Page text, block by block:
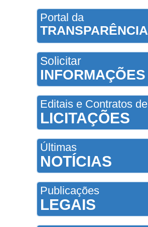
Portal da
TRANSPARÊNCIA
Solicitar
INFORMAÇÕES
Editais e Contratos de
LICITAÇÕES
Últimas
NOTÍCIAS
Publicações
LEGAIS